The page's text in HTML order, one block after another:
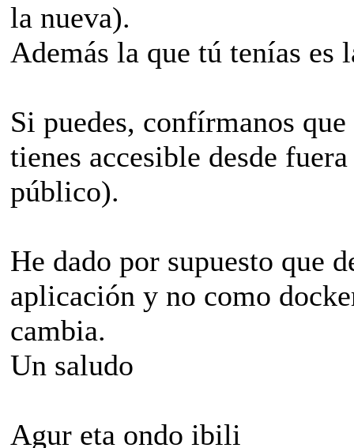
la nueva).
Además la que tú tenías es
Si puedes, confírmanos
tienes accesible desde
público).
He dado por supuesto que
aplicación y no como
cambia.
Un saludo
Agur eta ondo ibili